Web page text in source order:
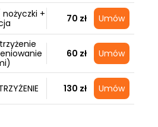
+
70 zł Umów
60 zł Umów
130 zł Umów